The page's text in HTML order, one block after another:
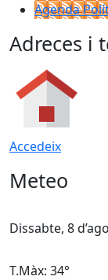
Agenda
Adreces i
Accedeix
Meteo
Dissabte, 8
T.Màx: 34°